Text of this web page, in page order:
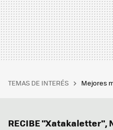
TEMAS DE INTERÉS Mejores
RECIBE "Xatakaletter",